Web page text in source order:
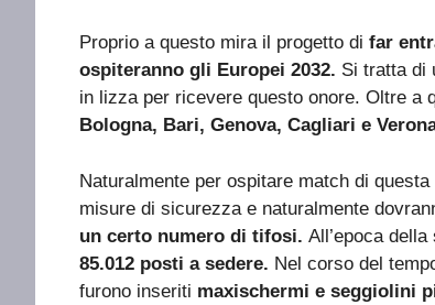
Proprio a questo mira il progetto di far
ospiteranno gli Europei 2032. Si tratta di
in lizza per ricevere questo onore. Oltre a
Bologna, Bari, Genova, Cagliari e
Naturalmente per ospitare match di
misure di sicurezza e naturalmente
un certo numero di tifosi. All’epoca
85.012 posti a sedere. Nel corso del
furono inseriti maxischermi e seggiolini